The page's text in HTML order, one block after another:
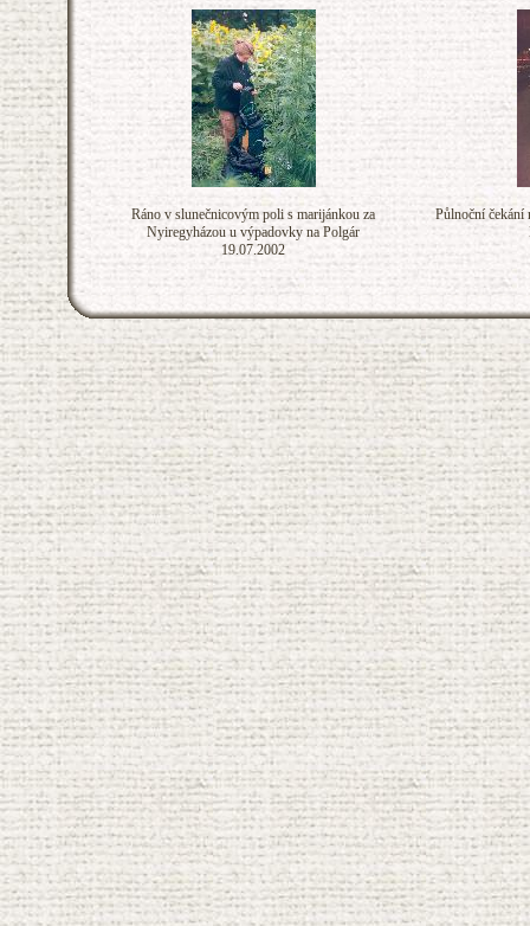
Ráno v slunečnicovým poli s marijánkou za
Nyiregyházou u výpadovky na Polgár
19.07.2002
Půlnoční čekání